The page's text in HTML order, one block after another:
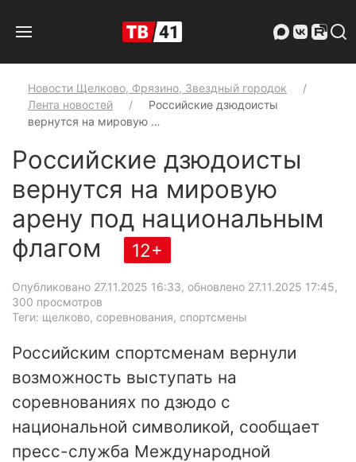
Новости Щелково, Фрязино, Звездный городок
Лента новостей
Российские дзюдоисты
вернутся на мировую …
Российские дзюдоисты
вернутся на мировую
арену под национальным
флагом
12+
Опубликовано 27.11.2025 16:33, обновлено 27.11.2025 17:45,
300 просмотров
Теги: щелково, соревнования, спортсмены
Российским спортсменам вернули
возможность выступать на
соревнованиях по дзюдо с
национальной символикой, сообщает
пресс-служба Международной